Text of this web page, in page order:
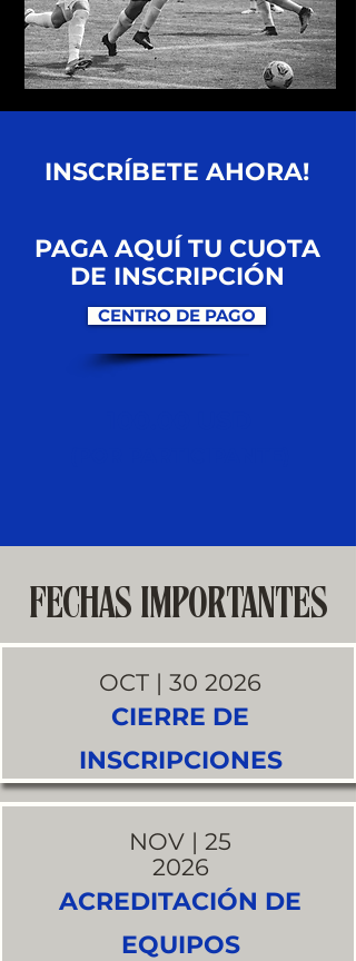
INSCRÍBETE AHORA!
PAGA AQUÍ TU CUOTA
DE INSCRIPCIÓN
CENTRO DE PAGO
FECHAS IMPORTANTES
OCT | 30 2026
CIERRE DE
INSCRIPCIONES
NOV | 25
2026
ACREDITACIÓN DE
EQUIPOS